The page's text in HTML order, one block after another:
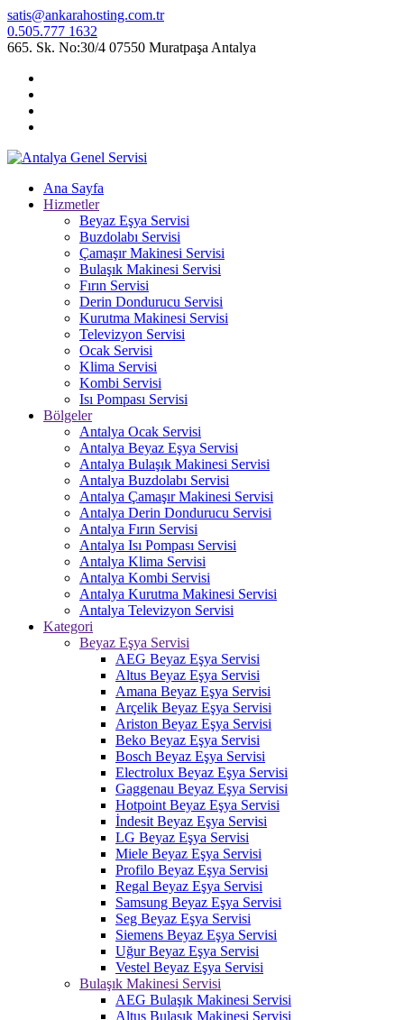
satis@ankarahosting.com.tr
0.505.777 1632
665. Sk. No:30/4 07550 Muratpaşa Antalya
Ana Sayfa
Hizmetler
Beyaz Eşya Servisi
Buzdolabı Servisi
Çamaşır Makinesi Servisi
Bulaşık Makinesi Servisi
Fırın Servisi
Derin Dondurucu Servisi
Kurutma Makinesi Servisi
Televizyon Servisi
Ocak Servisi
Klima Servisi
Kombi Servisi
Isı Pompası Servisi
Bölgeler
Antalya Ocak Servisi
Antalya Beyaz Eşya Servisi
Antalya Bulaşık Makinesi Servisi
Antalya Buzdolabı Servisi
Antalya Çamaşır Makinesi Servisi
Antalya Derin Dondurucu Servisi
Antalya Fırın Servisi
Antalya Isı Pompası Servisi
Antalya Klima Servisi
Antalya Kombi Servisi
Antalya Kurutma Makinesi Servisi
Antalya Televizyon Servisi
Kategori
Beyaz Eşya Servisi
AEG Beyaz Eşya Servisi
Altus Beyaz Eşya Servisi
Amana Beyaz Eşya Servisi
Arçelik Beyaz Eşya Servisi
Ariston Beyaz Eşya Servisi
Beko Beyaz Eşya Servisi
Bosch Beyaz Eşya Servisi
Electrolux Beyaz Eşya Servisi
Gaggenau Beyaz Eşya Servisi
Hotpoint Beyaz Eşya Servisi
İndesit Beyaz Eşya Servisi
LG Beyaz Eşya Servisi
Miele Beyaz Eşya Servisi
Profilo Beyaz Eşya Servisi
Regal Beyaz Eşya Servisi
Samsung Beyaz Eşya Servisi
Seg Beyaz Eşya Servisi
Siemens Beyaz Eşya Servisi
Uğur Beyaz Eşya Servisi
Vestel Beyaz Eşya Servisi
Bulaşık Makinesi Servisi
AEG Bulaşık Makinesi Servisi
Altus Bulaşık Makinesi Servisi